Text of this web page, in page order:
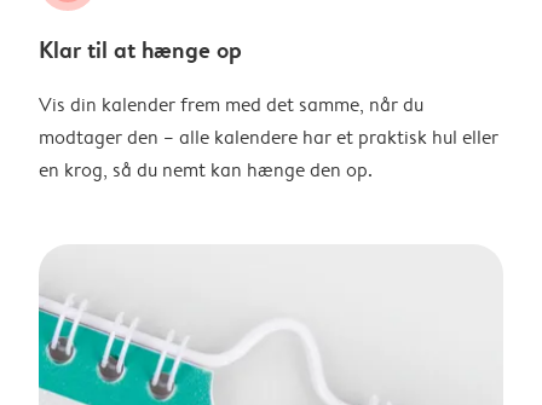
Klar til at hænge op
Vis din kalender frem med det samme, når du
modtager den – alle kalendere har et praktisk hul eller
en krog, så du nemt kan hænge den op.